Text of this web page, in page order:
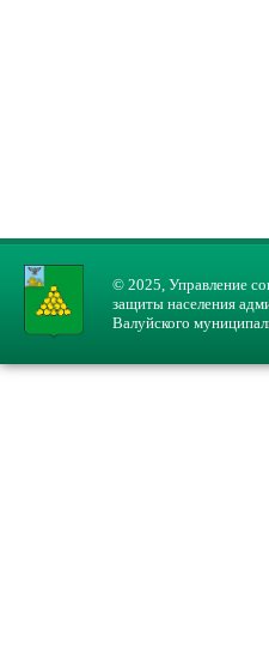
© 2025, Управление
защиты населения
Валуйского